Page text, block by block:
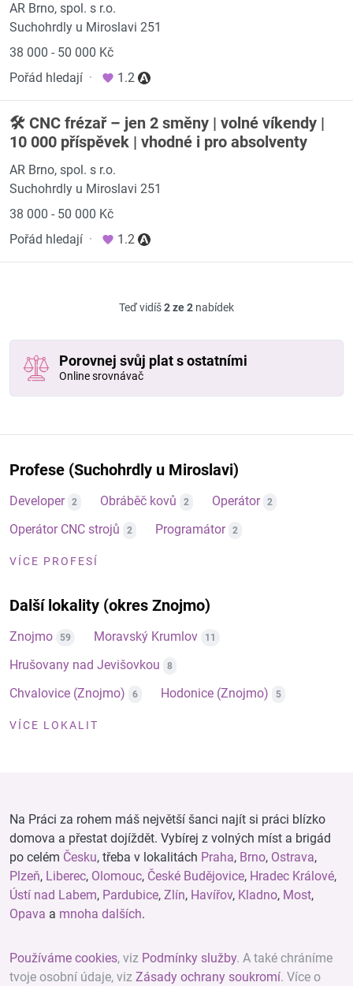
AR Brno, spol. s r.o.
Suchohrdly u Miroslavi 251
38 000 - 50 000 Kč
Pořád hledají · 1.2
🛠️ CNC frézař – jen 2 směny | volné víkendy |
10 000 příspěvek | vhodné i pro absolventy
AR Brno, spol. s r.o.
Suchohrdly u Miroslavi 251
38 000 - 50 000 Kč
Pořád hledají · 1.2
Teď vidíš2 ze 2 nabídek
Porovnej svůj plat s ostatními
Online srovnávač
Profese (Suchohrdly u Miroslavi)
Developer 2 Obráběč kovů 2 Operátor 2
Operátor CNC strojů 2 Programátor 2
VÍCE PROFESÍ
Další lokality (okres Znojmo)
Znojmo 59 Moravský Krumlov 11
Hrušovany nad Jevišovkou 8
Chvalovice (Znojmo) 6 Hodonice (Znojmo) 5
VÍCE LOKALIT
Na Práci za rohem máš největší šanci najít si práci blízko
domova a přestat dojíždět. Vybírej z volných míst a brigád
po celém Česku, třeba v lokalitách Praha, Brno, Ostrava,
Plzeň, Liberec, Olomouc, České Budějovice, Hradec Králové,
Ústí nad Labem, Pardubice, Zlín, Havířov, Kladno, Most,
Opava a mnoha dalších.
Používáme cookies, viz Podmínky služby. A také chráníme
tvoje osobní údaje, viz Zásady ochrany soukromí. Více o